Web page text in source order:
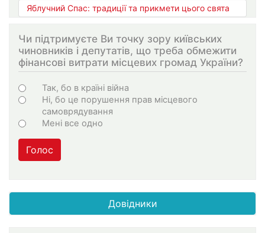
Яблучний Спас: традиції та прикмети цього свята
Чи підтримуєте Ви точку зору київських
чиновників і депутатів, що треба обмежити
фінансові витрати місцевих громад України?
Варіанти
Так, бо в країні війна
Ні, бо це порушення прав місцевого
самоврядування
Мені все одно
Голос
Довідники